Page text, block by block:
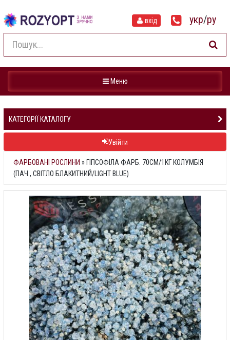
вхід укр/ру
Навігація
Меню
КАТЕГОРІЇ КАТАЛОГУ
Увійти
ФАРБОВАНІ РОСЛИНИ » ГІПСОФІЛА ФАРБ. 70СМ/1КГ КОЛУМБІЯ
(ПАЧ., СВІТЛО БЛАКИТНИЙ/LIGHT BLUE)